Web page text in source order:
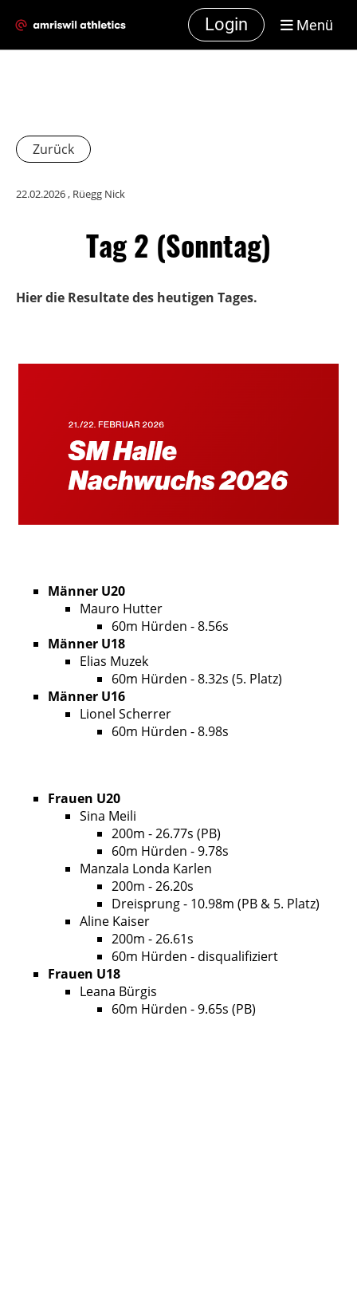
Login Menü
Zurück
22.02.2026, Rüegg Nick
Tag 2 (Sonntag)
Hier die Resultate des heutigen Tages.
Männer U20
Mauro Hutter
60m Hürden - 8.56s
Männer U18
Elias Muzek
60m Hürden - 8.32s (5. Platz)
Männer U16
Lionel Scherrer
60m Hürden - 8.98s
Frauen U20
Sina Meili
200m - 26.77s (PB)
60m Hürden - 9.78s
Manzala Londa Karlen
200m - 26.20s
Dreisprung - 10.98m (PB & 5. Platz)
Aline Kaiser
200m - 26.61s
60m Hürden - disqualifiziert
Frauen U18
Leana Bürgis
60m Hürden - 9.65s (PB)